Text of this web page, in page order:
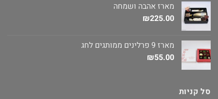
מארז אהבה ושמחה
₪225.00
מארז 9 פרלינים ממותגים לחג
₪55.00
סל קניות